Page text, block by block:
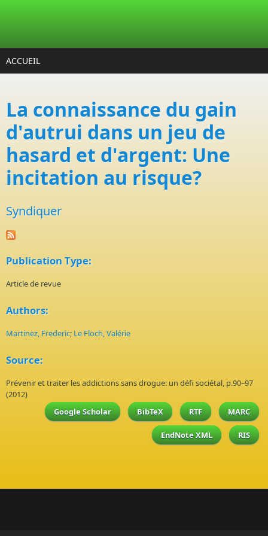
ACCUEIL
La connaissance du gain
d'autrui dans un jeu de
hasard et d'argent: Une
incitation au risque?
Syndiquer
Publication Type:
Article de revue
Authors:
Martinez, Frederic; Le Floch, Valérie
Source:
Prévenir et traiter les addictions sans drogue: un défi sociétal, p.90–97
(2012)
Google Scholar
BibTeX RTF MARC
EndNote XML RIS